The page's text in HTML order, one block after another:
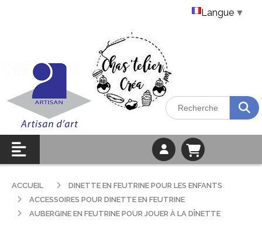
ACCUEIL
DINETTE EN FEUTRINE POUR LES ENFANTS
ACCESSOIRES POUR DINETTE EN FEUTRINE
AUBERGINE EN FEUTRINE POUR JOUER À LA DÎNETTE
Langue ▼